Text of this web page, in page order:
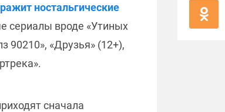
ностальгические
сериалы вроде «Утиных
90210», «Друзья» (12+),
сначала